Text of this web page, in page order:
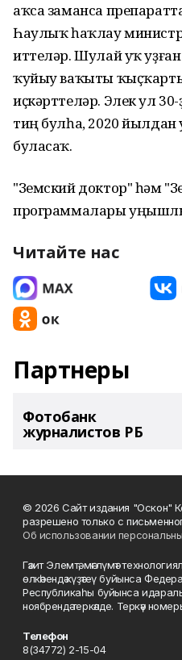
аҡса заманса
Һаулыҡ һаҡлау
иттеләр. Шулай уҡ
ҡуйыу ваҡыты
иҫкәрттеләр. Элек ул 30-
тиң булһа, 2020 йылдан
буласаҡ.
"Земский доктор" һәм
программалары
Читайте нас
Партнеры
Фотобанк
журналистов РБ
© 2026 Сайт издания "Оскон"
разрешено только с
Об использовании
Гәзит Элемтә, мәғлүмәт
өлкәһендә күҙәтеү буйынса
Республикаһы буйынса
ноябрендә теркәлде. Теркәү
Телефон
8(34772) 2-15-04